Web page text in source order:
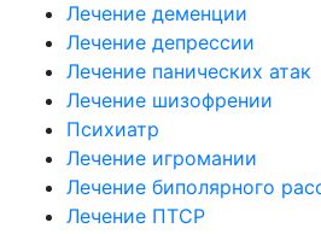
Лечение деменции
Лечение депрессии
Лечение панических атак
Лечение шизофрении
Психиатр
Лечение игромании
Лечение биполярного
Лечение ПТСР